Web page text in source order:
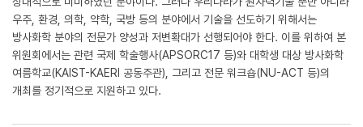
우주, 환경, 의학, 약학, 국방 등의 분야에서 기술을 선도하기 위해서는
방사화학 분야의 전문가 양성과 저변확대가 선행되어야 한다. 이를 위하여 본
위원회에서는 관련 국제 학술행사(APSORC17 등)와 대학생 대상 방사화학
여름학교(KAIST-KAERI 공동주관), 그리고 전문 워크숍(NU-ACT 등)의
개최를 정기적으로 지원하고 있다.